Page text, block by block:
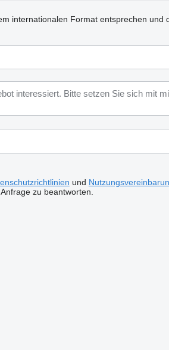
internationalen Format entsprechen und
und
zu beantworten.